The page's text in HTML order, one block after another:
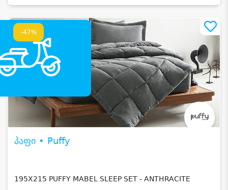
-47%
პაფი • Puffy
195X215 PUFFY MABEL SLEEP SET - ANTHRACITE